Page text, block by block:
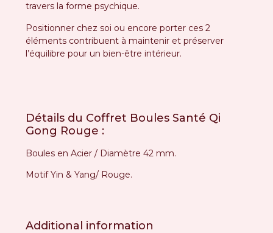
travers la forme psychique.
Positionner chez soi ou encore porter ces 2
éléments contribuent à maintenir et préserver
l’équilibre pour un bien-être intérieur.
Détails du Coffret Boules Santé Qi
Gong Rouge :
Boules en Acier / Diamètre 42 mm.
Motif Yin & Yang/ Rouge.
Additional information